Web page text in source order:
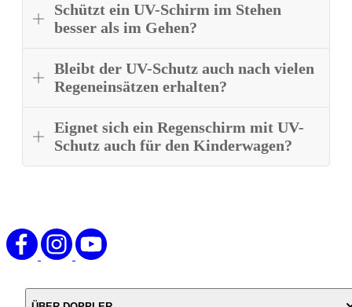
Schützt ein UV-Schirm im Stehen
besser als im Gehen?
Bleibt der UV-Schutz auch nach vielen
Regeneinsätzen erhalten?
Eignet sich ein Regenschirm mit UV-
Schutz auch für den Kinderwagen?